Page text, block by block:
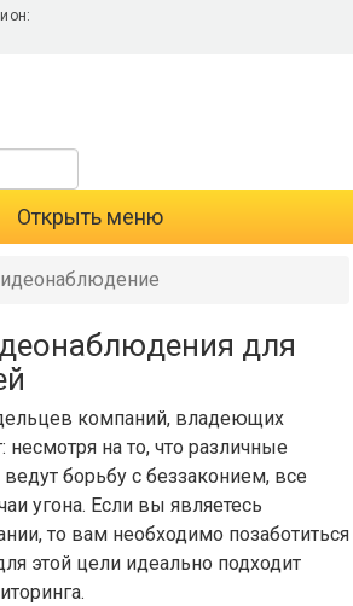
Открыть меню
для
компаний, владеющих
несмотря на то, что различные
борьбу с беззаконием, все
угона. Если вы являетесь
то вам необходимо позаботиться
этой цели идеально подходит